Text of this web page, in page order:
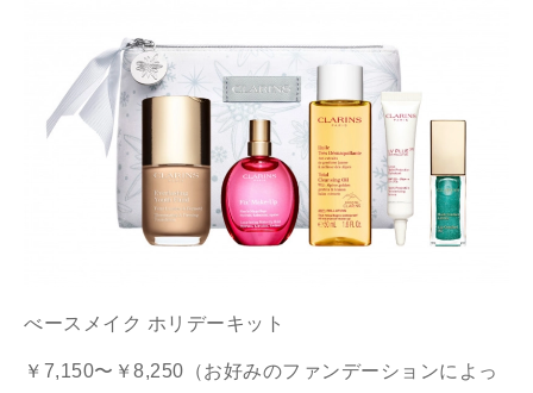
べースメイク ホリデーキット
￥7,150〜￥8,250（お好みのファンデーションによっ